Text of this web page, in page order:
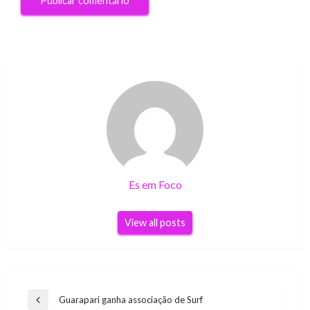
Es em Foco
View all posts
Navegação
Previous
Guarapari ganha associação de Surf